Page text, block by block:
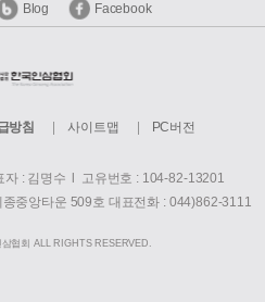
Blog Facebook
방침 사이트맵 PC버전
자 : 김명수 l 고유번호 : 104-82-13201
중앙타운 509호 대표전화 : 044)862-3111
협회 ALL RIGHTS RESERVED.